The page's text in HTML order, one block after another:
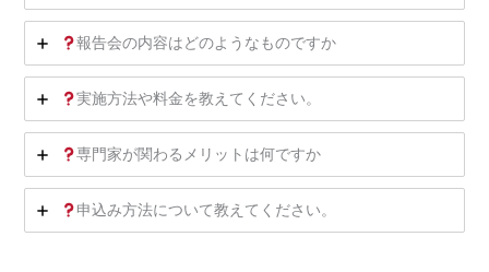
報告会の内容はどのようなものですか
実施方法や料金を教えてください。
専門家が関わるメリットは何ですか
申込み方法について教えてください。